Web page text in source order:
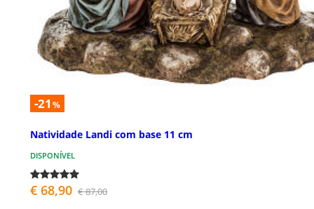
-21 %
Natividade Landi com base 11 cm
DISPONÍVEL
€ 68,90 € 87,00